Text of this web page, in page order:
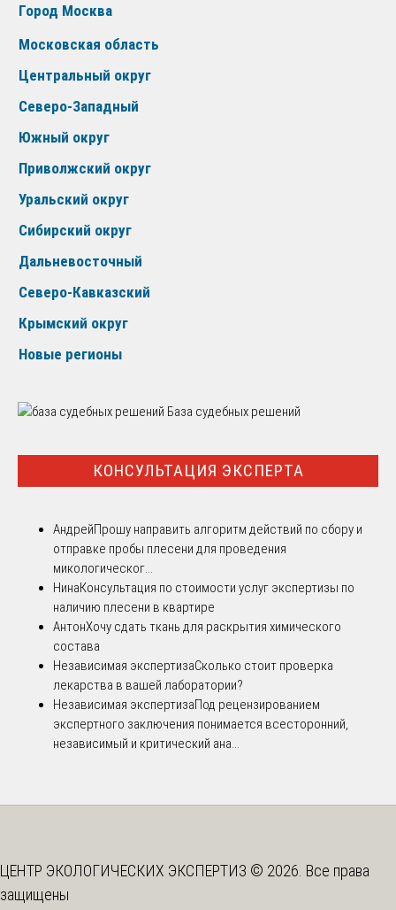
Город Москва
Московская область
Центральный округ
Северо-Западный
Южный округ
Приволжский округ
Уральский округ
Сибирский округ
Дальневосточный
Северо-Кавказский
Крымский округ
Новые регионы
База судебных решений
КОНСУЛЬТАЦИЯ ЭКСПЕРТА
АндрейПрошу направить алгоритм действий по сбору и
отправке пробы плесени для проведения
микологическог...
НинаКонсультация по стоимости услуг экспертизы по
наличию плесени в квартире
АнтонХочу сдать ткань для раскрытия химического
состава
Независимая экспертизаСколько стоит проверка
лекарства в вашей лаборатории?
Независимая экспертизаПод рецензированием
экспертного заключения понимается всесторонний,
независимый и критический ана...
ЦЕНТР ЭКОЛОГИЧЕСКИХ ЭКСПЕРТИЗ © 2026. Все права
защищены